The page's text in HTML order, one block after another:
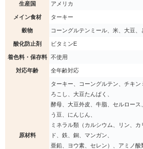
生産国 アメリカ
メイン食材 ターキー
穀物 コーングルテンミール、米、大豆、
酸化防止剤 ビタミンE
着色料・保存料 不使用
対応年齢 全年齢対応
原材料
ターキー、コーングルテン、チキ
ろこし、大豆たんぱく、
酵母、大豆外皮、牛脂、セルロー
う豆、にんじん、
ミネラル類（カルシウム、リン、
ド、鉄、銅、マンガン、
亜鉛、ヨウ素、セレン）、アミノ